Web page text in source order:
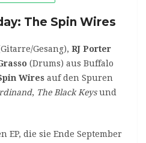
The Spin Wires
Gesang), RJ Porter
(Drums) aus Buffalo
Wires auf den Spuren
, The Black Keysund
die sie Ende September